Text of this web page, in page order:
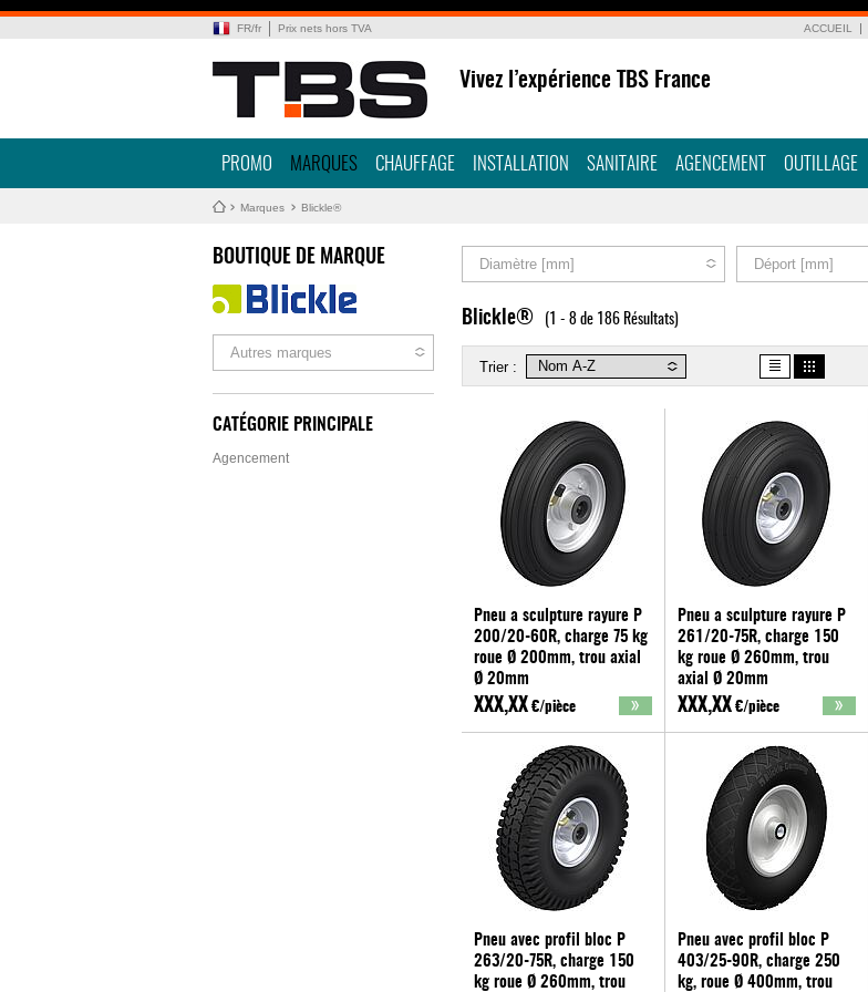
FR/fr Prix nets hors TVA ACCUEIL
Vivez l’expérience TBS France
PROMO MARQUES CHAUFFAGE INSTALLATION SANITAIRE AGENCEMENT OUTILLAGE
Marques Blickle®
BOUTIQUE DE MARQUE
Autres marques
CATÉGORIE PRINCIPALE
Agencement
Diamètre [mm] Déport [mm]
Blickle® (1 - 8 de 186 Résultats)
Trier :
Pneu a sculpture rayure P
200/20-60R, charge 75 kg
roue Ø 200mm, trou axial
Ø 20mm
Blickle®
XXX,XX €/pièce
Pneu a sculpture rayure P
261/20-75R, charge 150
kg roue Ø 260mm, trou
axial Ø 20mm
Blickle®
XXX,XX €/pièce
Pneu avec profil bloc P
263/20-75R, charge 150
kg roue Ø 260mm, trou
Pneu avec profil bloc P
403/25-90R, charge 250
kg, roue Ø 400mm, trou